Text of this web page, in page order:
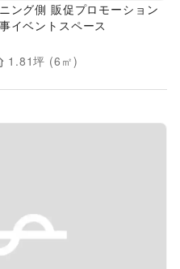
ング側 販促プロモーション
イベントスペース
1.81坪 (6 ㎡)